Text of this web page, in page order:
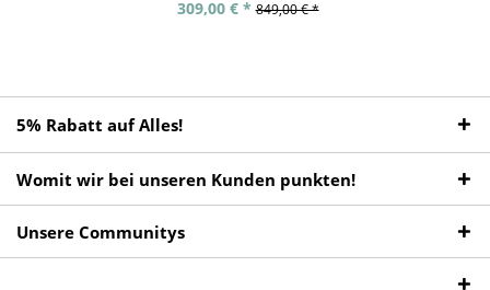
309,00 € * 849,00 € *
5% Rabatt auf Alles!
Womit wir bei unseren Kunden punkten!
Unsere Communitys